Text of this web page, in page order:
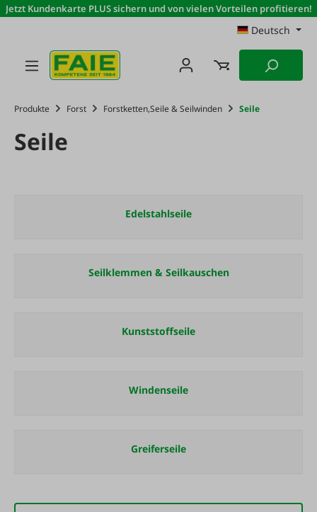
Zum Hauptinhalt springen
Jetzt Kundenkarte PLUS sichern und von vielen Vorteilen profitieren!
Deutsch
Produkte Forst Forstketten,Seile & Seilwinden Seile
Seile
Edelstahlseile
Seilklemmen & Seilkauschen
Kunststoffseile
Windenseile
Greiferseile